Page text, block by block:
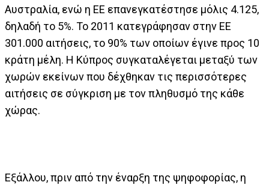
Αυστραλία, ενώ η ΕΕ επανεγκατέστησε μόλις 4.125,
δηλαδή το 5%. Το 2011 κατεγράφησαν στην ΕΕ
301.000 αιτήσεις, το 90% των οποίων έγινε προς 10
κράτη μέλη. Η Κύπρος συγκαταλέγεται μεταξύ των
χωρών εκείνων που δέχθηκαν τις περισσότερες
αιτήσεις σε σύγκριση με τον πληθυσμό της κάθε
χώρας.
Εξάλλου, πριν από την έναρξη της ψηφοφορίας, η